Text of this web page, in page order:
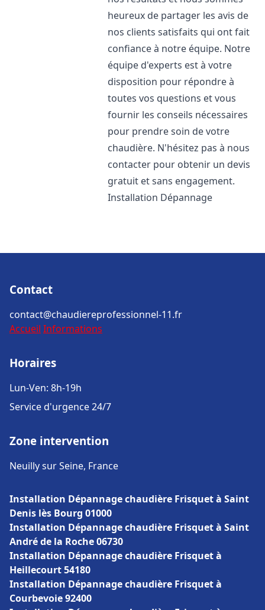
heureux de partager les avis de
nos clients satisfaits qui ont fait
confiance à notre équipe. Notre
équipe d'experts est à votre
disposition pour répondre à
toutes vos questions et vous
fournir les conseils nécessaires
pour prendre soin de votre
chaudière. N'hésitez pas à nous
contacter pour obtenir un devis
gratuit et sans engagement.
Installation Dépannage
Contact
contact@chaudiereprofessionnel-11.fr
Accueil Informations
Horaires
Lun-Ven: 8h-19h
Service d'urgence 24/7
Zone intervention
Neuilly sur Seine, France
Installation Dépannage chaudière Frisquet à Saint
Denis lès Bourg 01000
Installation Dépannage chaudière Frisquet à Saint
André de la Roche 06730
Installation Dépannage chaudière Frisquet à
Heillecourt 54180
Installation Dépannage chaudière Frisquet à
Courbevoie 92400